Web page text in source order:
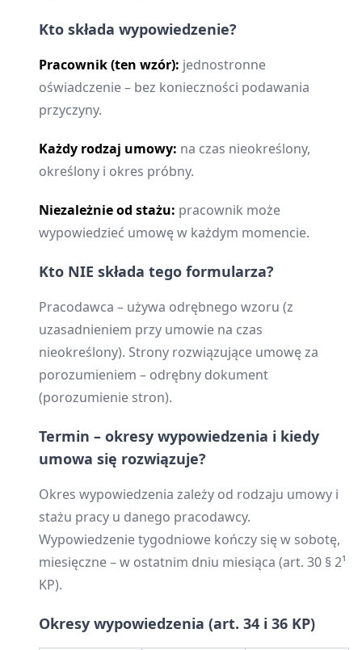
Kto składa wypowiedzenie?
Pracownik (ten wzór): jednostronne
oświadczenie – bez konieczności podawania
przyczyny.
Każdy rodzaj umowy: na czas nieokreślony,
określony i okres próbny.
Niezależnie od stażu: pracownik może
wypowiedzieć umowę w każdym momencie.
Kto NIE składa tego formularza?
Pracodawca – używa odrębnego wzoru (z
uzasadnieniem przy umowie na czas
nieokreślony). Strony rozwiązujące umowę za
porozumieniem – odrębny dokument
(porozumienie stron).
Termin – okresy wypowiedzenia i kiedy
umowa się rozwiązuje?
Okres wypowiedzenia zależy od rodzaju umowy i
stażu pracy u danego pracodawcy.
Wypowiedzenie tygodniowe kończy się w sobotę,
miesięczne – w ostatnim dniu miesiąca (art. 30 § 2¹
KP).
Okresy wypowiedzenia (art. 34 i 36 KP)